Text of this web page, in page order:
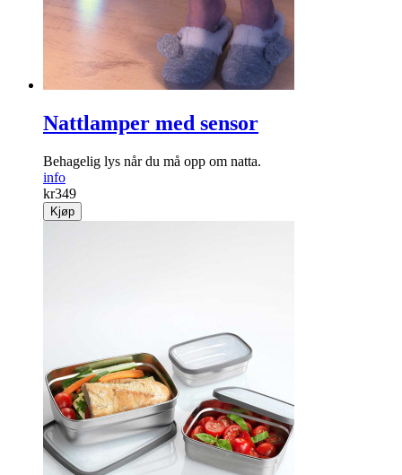
Nattlamper med sensor
Behagelig lys når du må opp om natta.
info
kr349
Kjøp